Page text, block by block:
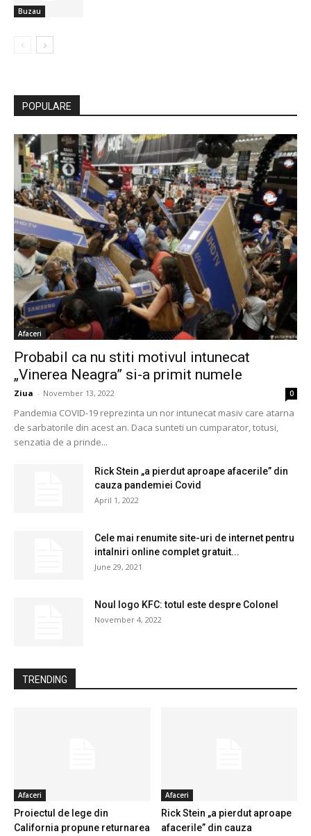
Buzau
POPULARE
Afaceri
Probabil ca nu stiti motivul intunecat
„Vinerea Neagra” si-a primit numele
Ziua - November 13, 2022 0
Pandemia COVID-19 reprezinta un nor intunecat masiv care atarna
de sarbatorile din acest an. Daca sunteti un cumparator, totusi,
senzatia de a prinde...
Rick Stein „a pierdut aproape afacerile” din
cauza pandemiei Covid
April 1, 2022
Cele mai renumite site-uri de internet pentru
intalniri online complet gratuit...
June 29, 2021
Noul logo KFC: totul este despre Colonel
November 4, 2022
TRENDING
Afaceri
Proiectul de lege din
California propune returnarea
Afaceri
Rick Stein „a pierdut aproape
afacerile” din cauza